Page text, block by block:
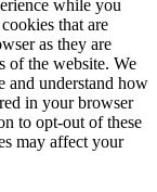
while you
that are
as they are
of the website. We
and understand how
in your browser
to opt-out of these
may affect your